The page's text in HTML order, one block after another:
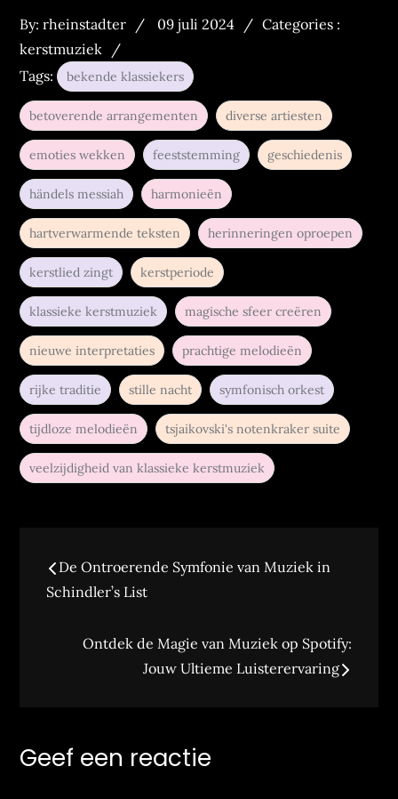
By:rheinstadter
Posted
09 juli 2024
Categories
Categories :
kerstmuziek
Tags:
bekende klassiekers
betoverende arrangementen diverse artiesten
emoties wekken feeststemming geschiedenis
händels messiah harmonieën
hartverwarmende teksten herinneringen oproepen
kerstlied zingt kerstperiode
klassieke kerstmuziek magische sfeer creëren
nieuwe interpretaties prachtige melodieën
rijke traditie stille nacht symfonisch orkest
tijdloze melodieën tsjaikovski's notenkraker suite
veelzijdigheid van klassieke kerstmuziek
Berichtnavigatie
De Ontroerende Symfonie van Muziek in
Schindler’s List
Ontdek de Magie van Muziek op Spotify:
Jouw Ultieme Luisterervaring
Geef een reactie